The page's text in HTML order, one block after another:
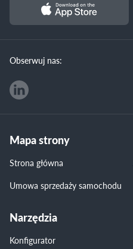
Obserwuj nas:
Mapa strony
Strona główna
Umowa sprzedaży samochodu
Narzędzia
Konfigurator